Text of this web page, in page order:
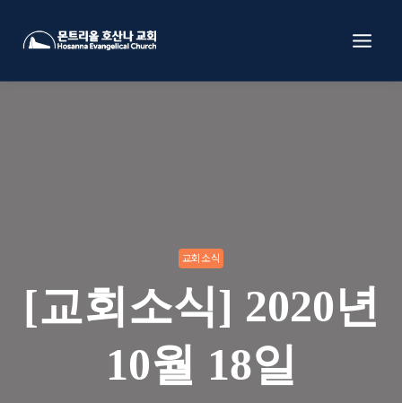
교회소식
[교회소식] 2020년
10월 18일